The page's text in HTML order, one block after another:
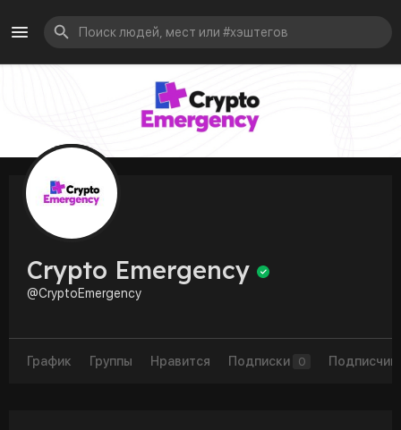
Crypto Emergency
@CryptoEmergency
График Группы Нравится Подписки 0